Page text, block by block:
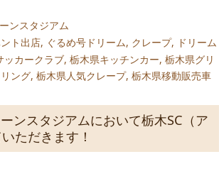
ンスタジアム
ト出店, ぐるめ号ドリーム, クレープ, ドリーム
ッカークラブ, 栃木県キッチンカー, 栃木県グリ
ング, 栃木県人気クレープ, 栃木県移動販売車
ンスタジアムにおいて栃木SC（ア
ただきます！